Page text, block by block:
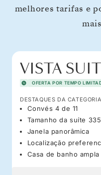
melhores tarifas e
VISTA
OFERTA POR TEMPO
DESTAQUES DA CATEGORIA
Convés 4 de 11
Tamanho da suíte
Janela panorâmica
Localização
Casa de banho